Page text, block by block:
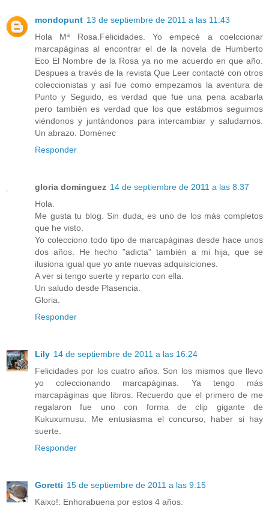
mondopunt 13 de septiembre de 2011 a las 11:43
Hola Mª Rosa.Felicidades. Yo empecé a coelccionar
marcapáginas al encontrar el de la novela de Humberto
Eco El Nombre de la Rosa ya no me acuerdo en que año.
Despues a través de la revista Que Leer contacté con otros
coleccionistas y así fue como empezamos la aventura de
Punto y Seguido, es verdad que fue una pena acabarla
pero también es verdad que los que estábmos seguimos
viéndonos y juntándonos para intercambiar y saludarnos.
Un abrazo. Domènec
Responder
gloria dominguez 14 de septiembre de 2011 a las 8:37
Hola.
Me gusta tu blog. Sin duda, es uno de los más completos
que he visto.
Yo colecciono todo tipo de marcapáginas desde hace unos
dos años. He hecho "adicta" también a mi hija, que se
ilusiona igual que yo ante nuevas adquisiciones.
A ver si tengo suerte y reparto con ella.
Un saludo desde Plasencia.
Gloria.
Responder
Lily 14 de septiembre de 2011 a las 16:24
Felicidades por los cuatro años. Son los mismos que llevo
yo coleccionando marcapáginas. Ya tengo más
marcapáginas que libros. Recuerdo que el primero de me
regalaron fue uno con forma de clip gigante de
Kukuxumusu. Me entusiasma el concurso, haber si hay
suerte.
Responder
Goretti 15 de septiembre de 2011 a las 9:15
Kaixo!: Enhorabuena por estos 4 años.